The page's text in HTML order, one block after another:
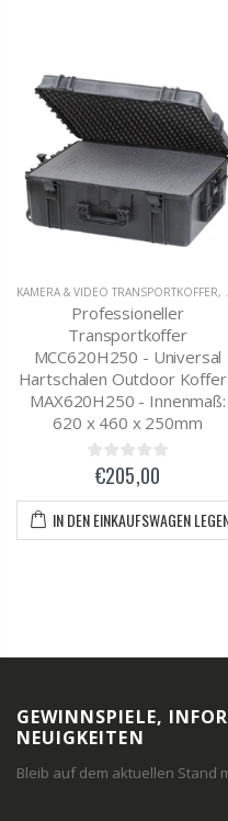
KAMERA & VIDEO TRANSPORTKOFFER,
Professioneller
Transportkoffer
MCC620H250 - Universal
Hartschalen Outdoor
MAX620H250 - Innenmaß:
620 x 460 x 250mm
€205,00
IN DEN EINKAUFSWAGEN
GEWINNSPIELE,
NEUIGKEITEN
Bleib auf dem aktuellen Stand